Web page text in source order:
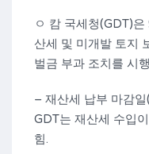
ㅇ 캄 국세청(GDT)
산세 및 미개발 토지
벌금 부과 조치를 시
– 재산세 납부 마감
GDT는 재산세 수입
힘.